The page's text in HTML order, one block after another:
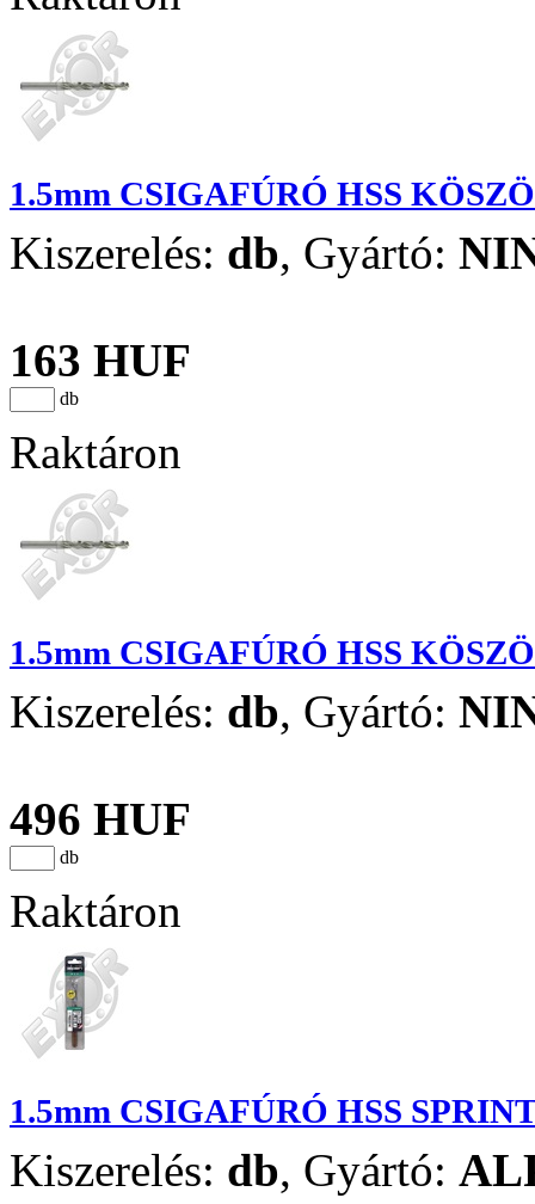
1.5mm CSIGAFÚRÓ HSS
Kiszerelés: db, Gyártó:
163 HUF
db
Raktáron
1.5mm CSIGAFÚRÓ HSS
Kiszerelés: db, Gyártó:
496 HUF
db
Raktáron
1.5mm CSIGAFÚRÓ HSS
Kiszerelés: db, Gyártó: